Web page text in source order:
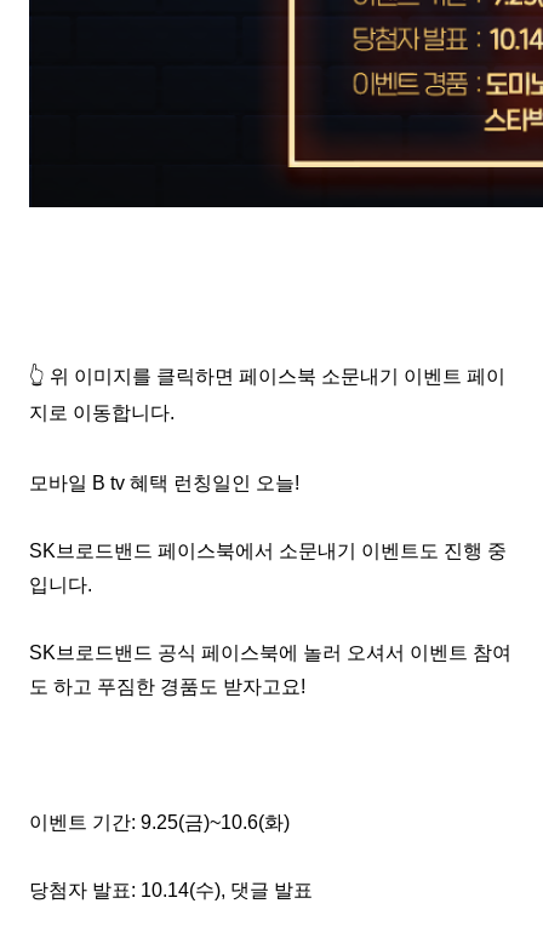
👆 위 이미지를 클릭하면 페이스북 소문내기 이벤트 페이
지로 이동합니다.
모바일 B tv 혜택 런칭일인 오늘!
SK 브로드밴드 페이스북에서 소문내기 이벤트도 진행 중
입니다.
SK 브로드밴드 공식 페이스북에 놀러 오셔서 이벤트 참여
도 하고 푸짐한 경품도 받자고요!
이벤트 기간: 9.25(금)~10.6(화)
당첨자 발표: 10.14(수), 댓글 발표